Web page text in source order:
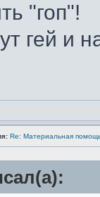
"гоп"!
гей и
Re: Материальная